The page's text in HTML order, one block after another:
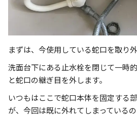
まずは、今使用している蛇口を取り外
洗面台下にある止水栓を閉じて一時
と蛇口の継ぎ目を外します。
いつもはここで蛇口本体を固定する
が、今回は既に外れてしまっている